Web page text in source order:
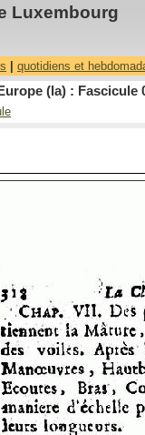
Luxembourg
quotidiens et
(la) : Fascicule